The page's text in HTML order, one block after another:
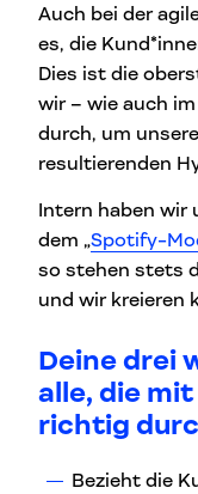
Auch bei der
es, die
Dies ist die
wir – wie auch
durch, um
resultierenden
Intern haben wir
dem „Spotify-
so stehen stets
und wir kreieren
Deine drei
alle, die
richtig
Bezieht die